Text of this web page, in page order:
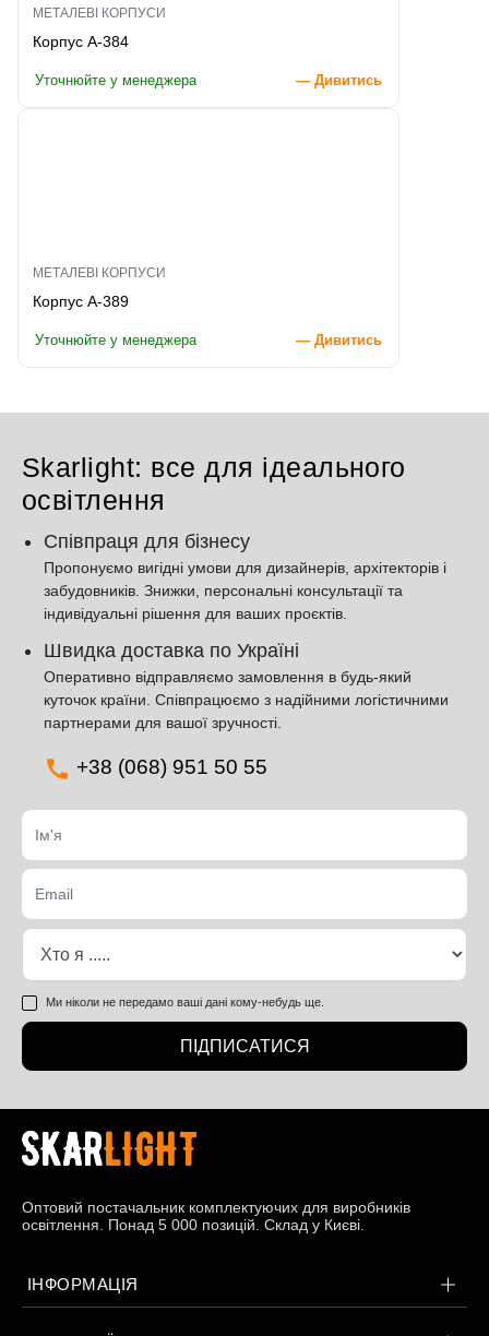
МЕТАЛЕВІ КОРПУСИ
Корпус A-384
Уточнюйте у менеджера — Дивитись
МЕТАЛЕВІ КОРПУСИ
Корпус A-389
Уточнюйте у менеджера — Дивитись
Skarlight: все для ідеального
освітлення
Співпраця для бізнесу
Пропонуємо вигідні умови для дизайнерів, архітекторів і
забудовників. Знижки, персональні консультації та
індивідуальні рішення для ваших проєктів.
Швидка доставка по Україні
Оперативно відправляємо замовлення в будь-який
куточок країни. Співпрацюємо з надійними логістичними
партнерами для вашої зручності.
+38 (068) 951 50 55
Ми ніколи не передамо ваші дані кому-небудь ще.
ПІДПИСАТИСЯ
Оптовий постачальник комплектуючих для виробників
освітлення. Понад 5 000 позицій. Склад у Києві.
ІНФОРМАЦІЯ